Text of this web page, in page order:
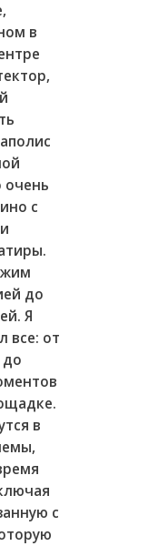
в
очень
с
до
Я
все: от
до
в
с